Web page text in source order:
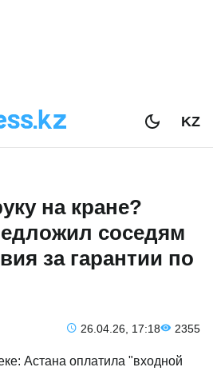
KZ
на кране?
соседям
за гарантии по
26.04.26, 17:18 2355
Астана оплатила "входной